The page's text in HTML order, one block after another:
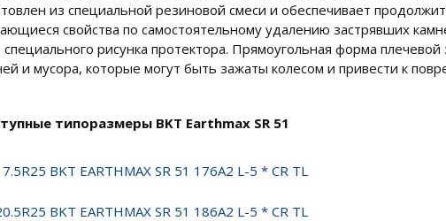
из специальной резиновой смеси и обеспечивает
свойства по самостоятельному удалению застрявших
специального рисунка протектора. Прямоугольная форма
и мусора, которые могут быть зажаты колесом и привести к
типоразмеры BKT Earthmax SR 51
BKT EARTHMAX SR 51 176A2 L-5 * CR TL
BKT EARTHMAX SR 51 186A2 L-5 * CR TL